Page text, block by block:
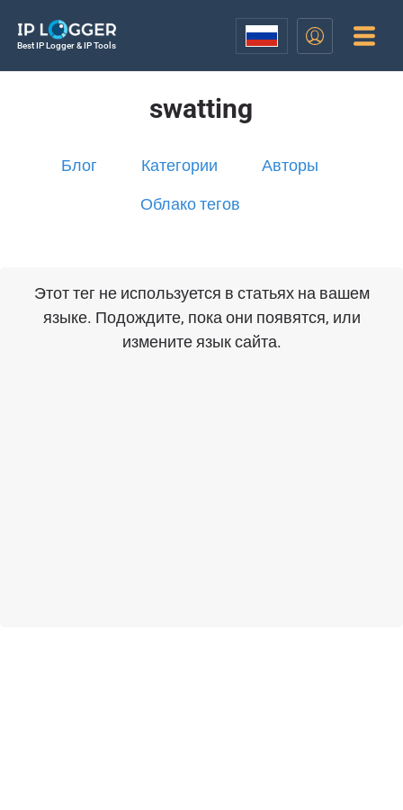
Best IP Logger & IP Tools
swatting
Блог Категории Авторы
Облако тегов